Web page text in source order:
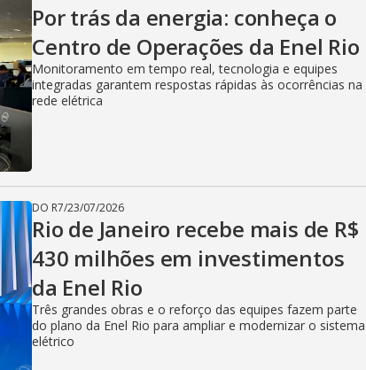
i
d
e
o
Por trás da energia: conheça o
Centro de Operações da Enel Rio
Monitoramento em tempo real, tecnologia e equipes
integradas garantem respostas rápidas às ocorrências na
rede elétrica
DO R7/23/07/2026
Rio de Janeiro recebe mais de R$
430 milhões em investimentos
da Enel Rio
Três grandes obras e o reforço das equipes fazem parte
do plano da Enel Rio para ampliar e modernizar o sistema
elétrico